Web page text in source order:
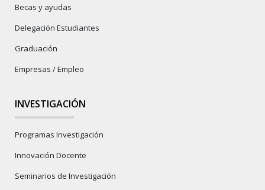
Becas y ayudas
Delegación Estudiantes
Graduación
Empresas / Empleo
INVESTIGACIÓN
Programas Investigación
Innovación Docente
Seminarios de Investigación